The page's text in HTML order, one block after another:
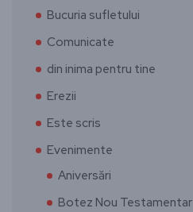
Bucuria sufletului
Comunicate
din inima pentru tine
Erezii
Este scris
Evenimente
Aniversări
Botez Nou Testamentar